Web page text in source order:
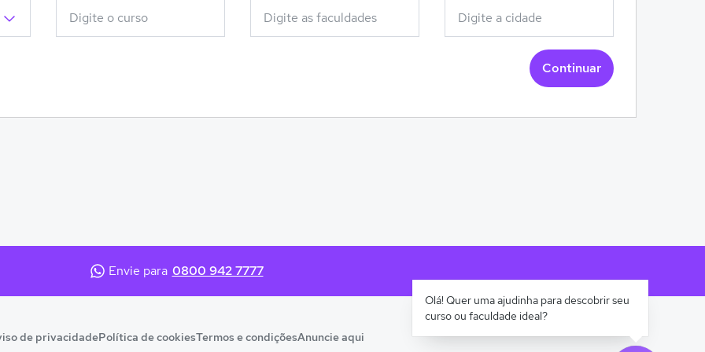
Olá! Quer uma ajudinha para descobrir seu
curso ou faculdade ideal?
Continuar
Envie para 0800 942 7777
de privacidadePolítica de cookiesTermos e condiçõesAnuncie aqui